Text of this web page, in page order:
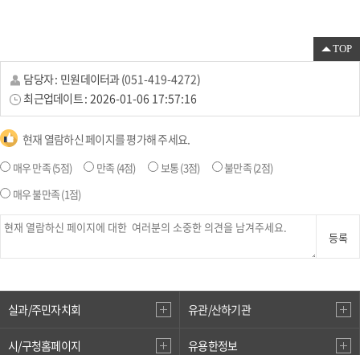
TOP
담당자 : 민원데이터과(051-419-4272)
최근업데이트 : 2026-01-06 17:57:16
현재 열람하신 페이지를 평가해 주세요.
매우 만족(5점) 만족 (4점) 보통(3점) 불만족(2점)
매우 불만족(1점)
등록
실과/주민자치회 유관/산하기관
시/구청홈페이지 유용한정보